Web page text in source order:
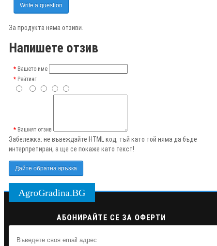
Write a question
За продукта няма отзиви.
Напишете отзив
Вашето име
Рейтинг
Вашият отзив
Забележка: не въвеждайте HTML код, тъй като той няма да бъде
интерпретиран, а ще се покаже като текст!
Дайте обратна връзка
AgroGradina.BG
АБОНИРАЙТЕ СЕ ЗА ОФЕРТИ